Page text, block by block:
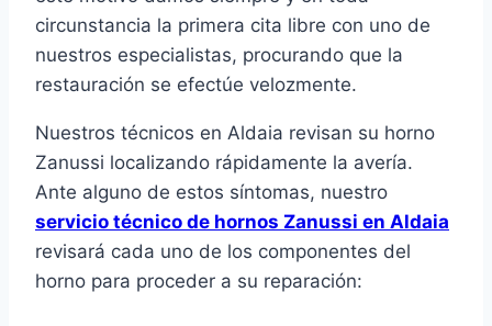
circunstancia la primera cita libre con uno de
nuestros especialistas, procurando que la
restauración se efectúe velozmente.
Nuestros técnicos en Aldaia revisan su horno
Zanussi localizando rápidamente la avería.
Ante alguno de estos síntomas, nuestro
servicio técnico de hornos Zanussi en Aldaia
revisará cada uno de los componentes del
horno para proceder a su reparación: